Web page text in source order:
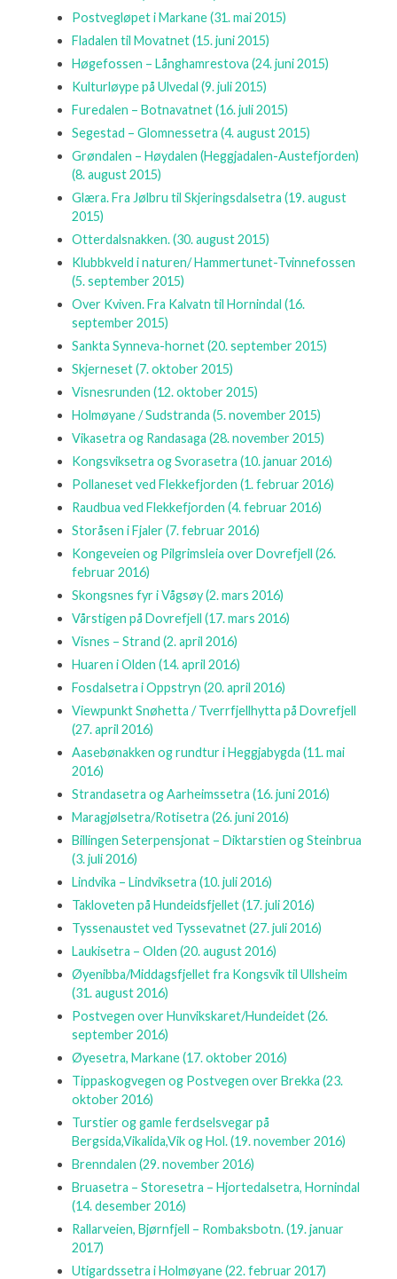
Postvegløpet i Markane(31. mai 2015)
Fladalen til Movatnet(15. juni 2015)
Høgefossen – Långhamrestova(24. juni 2015)
Kulturløype på Ulvedal(9. juli 2015)
Furedalen – Botnavatnet(16. juli 2015)
Segestad – Glomnessetra(4. august 2015)
Grøndalen – Høydalen (Heggjadalen-Austefjorden)
(8. august 2015)
Glæra. Fra Jølbru til Skjeringsdalsetra(19. august
2015)
Otterdalsnakken.(30. august 2015)
Klubbkveld i naturen/ Hammertunet-Tvinnefossen
(5. september 2015)
Over Kviven. Fra Kalvatn til Hornindal(16.
september 2015)
Sankta Synneva-hornet(20. september 2015)
Skjerneset(7. oktober 2015)
Visnesrunden(12. oktober 2015)
Holmøyane / Sudstranda(5. november 2015)
Vikasetra og Randasaga(28. november 2015)
Kongsviksetra og Svorasetra(10. januar 2016)
Pollaneset ved Flekkefjorden(1. februar 2016)
Raudbua ved Flekkefjorden(4. februar 2016)
Storåsen i Fjaler(7. februar 2016)
Kongeveien og Pilgrimsleia over Dovrefjell(26.
februar 2016)
Skongsnes fyr i Vågsøy(2. mars 2016)
Vårstigen på Dovrefjell(17. mars 2016)
Visnes – Strand(2. april 2016)
Huaren i Olden(14. april 2016)
Fosdalsetra i Oppstryn(20. april 2016)
Viewpunkt Snøhetta / Tverrfjellhytta på Dovrefjell
(27. april 2016)
Aasebønakken og rundtur i Heggjabygda(11. mai
2016)
Strandasetra og Aarheimssetra(16. juni 2016)
Maragjølsetra/Rotisetra(26. juni 2016)
Billingen Seterpensjonat – Diktarstien og Steinbrua
(3. juli 2016)
Lindvika – Lindviksetra(10. juli 2016)
Takloveten på Hundeidsfjellet(17. juli 2016)
Tyssenaustet ved Tyssevatnet(27. juli 2016)
Laukisetra – Olden(20. august 2016)
Øyenibba/Middagsfjellet fra Kongsvik til Ullsheim
(31. august 2016)
Postvegen over Hunvikskaret/Hundeidet(26.
september 2016)
Øyesetra, Markane(17. oktober 2016)
Tippaskogvegen og Postvegen over Brekka(23.
oktober 2016)
Turstier og gamle ferdselsvegar på
Bergsida,Vikalida,Vik og Hol.(19. november 2016)
Brenndalen(29. november 2016)
Bruasetra – Storesetra – Hjortedalsetra, Hornindal
(14. desember 2016)
Rallarveien, Bjørnfjell – Rombaksbotn.(19. januar
2017)
Utigardssetra i Holmøyane(22. februar 2017)